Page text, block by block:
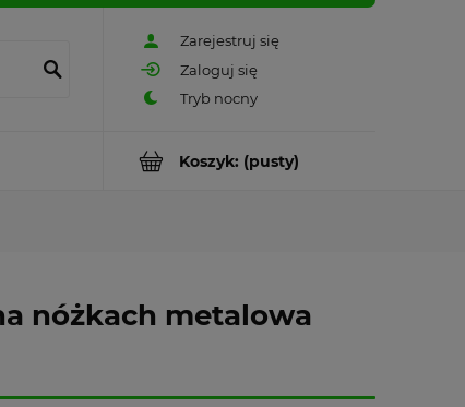
Zarejestruj się
Zaloguj się
Koszyk: (pusty)
nóżkach metalowa